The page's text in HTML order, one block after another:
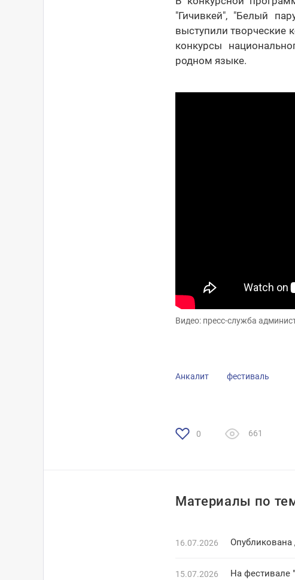
"Гичивкей", "Белый
выступили творческие
конкурсы
родном языке.
Видео: пресс-служба
Анкалит фестиваль
0 661
Материалы по
16.07.2026 Опубликована
15.07.2026 На фестивале